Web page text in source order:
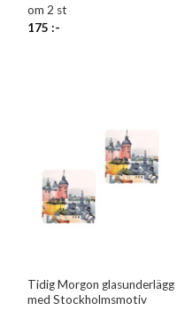
om 2 st
175:-
Tidig Morgon glasunderlägg
med Stockholmsmotiv